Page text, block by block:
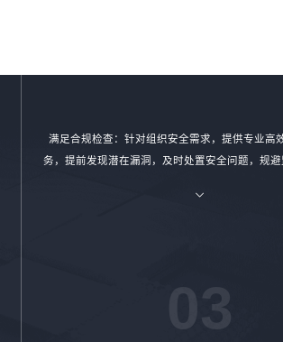
满足合规检查：针对组织安全需求，提供专业高
务，提前发现潜在漏洞，及时处置安全问题，规
03